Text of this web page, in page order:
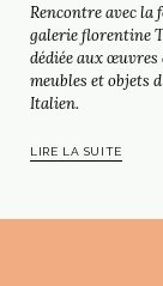
Rencontre avec la
galerie florentine
dédiée aux
meubles et objets
Italien.
LIRE LA SUITE